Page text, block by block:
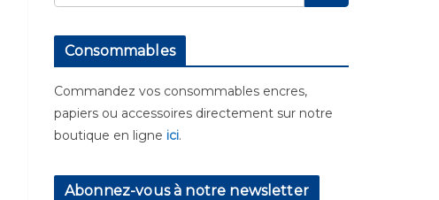
Consommables
Commandez vos consommables encres,
papiers ou accessoires directement sur notre
boutique en ligne ici.
Abonnez-vous à notre newsletter